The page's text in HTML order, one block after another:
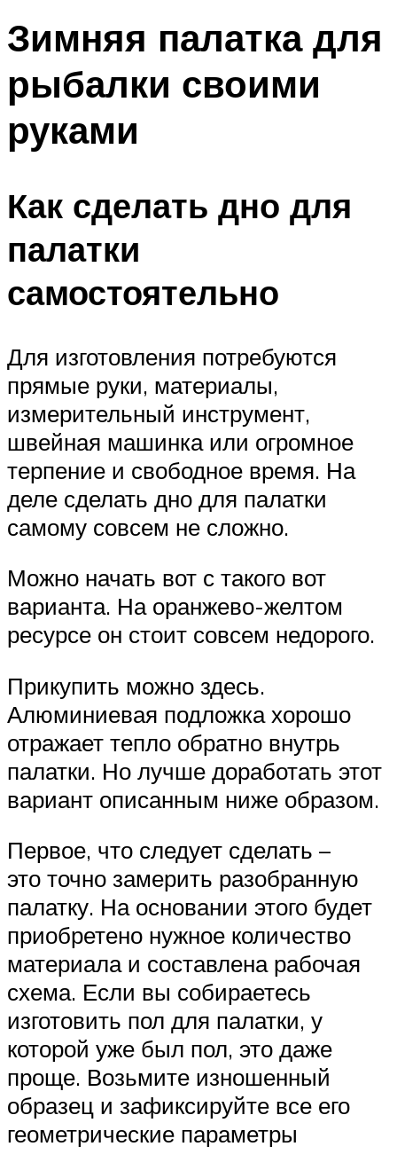
Зимняя палатка для
рыбалки своими
руками
Как сделать дно для
палатки
самостоятельно
Для изготовления потребуются
прямые руки, материалы,
измерительный инструмент,
швейная машинка или огромное
терпение и свободное время. На
деле сделать дно для палатки
самому совсем не сложно.
Можно начать вот с такого вот
варианта. На оранжево-желтом
ресурсе он стоит совсем недорого.
Прикупить можно здесь.
Алюминиевая подложка хорошо
отражает тепло обратно внутрь
палатки. Но лучше доработать этот
вариант описанным ниже образом.
Первое, что следует сделать –
это точно замерить разобранную
палатку. На основании этого будет
приобретено нужное количество
материала и составлена рабочая
схема. Если вы собираетесь
изготовить пол для палатки, у
которой уже был пол, это даже
проще. Возьмите изношенный
образец и зафиксируйте все его
геометрические параметры